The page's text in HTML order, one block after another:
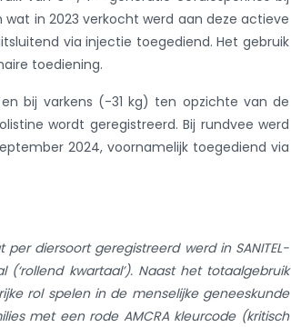
in 2023 verkocht werd aan deze actieve
via injectie toegediend. Het gebruik
toediening.
bij varkens (-31 kg) ten opzichte van de
wordt geregistreerd. Bij rundvee werd
2024, voornamelijk toegediend via
diersoort geregistreerd werd in SANITEL-
kwartaal’). Naast het totaalgebruik
rol spelen in de menselijke geneeskunde
met een rode AMCRA kleurcode (kritisch